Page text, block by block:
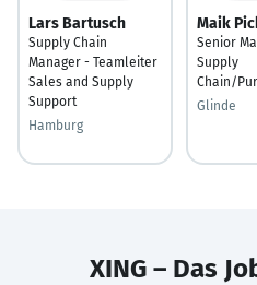
Lars Bartusch
Supply Chain
Manager - Teamleiter
Sales and Supply
Support
Hamburg
Maik
Senior
Supply
Chain/
Glinde
XING – Das